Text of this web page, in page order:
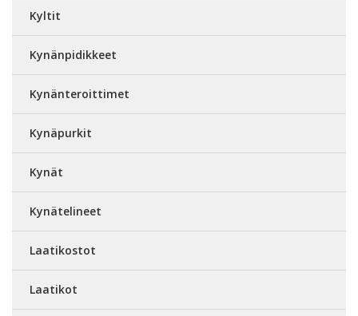
Kyltit
Kynänpidikkeet
Kynänteroittimet
Kynäpurkit
Kynät
Kynätelineet
Laatikostot
Laatikot